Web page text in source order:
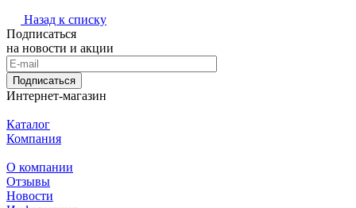
Назад к списку
Подписаться
на новости и акции
Подписаться
Интернет-магазин
Каталог
Компания
О компании
Отзывы
Новости